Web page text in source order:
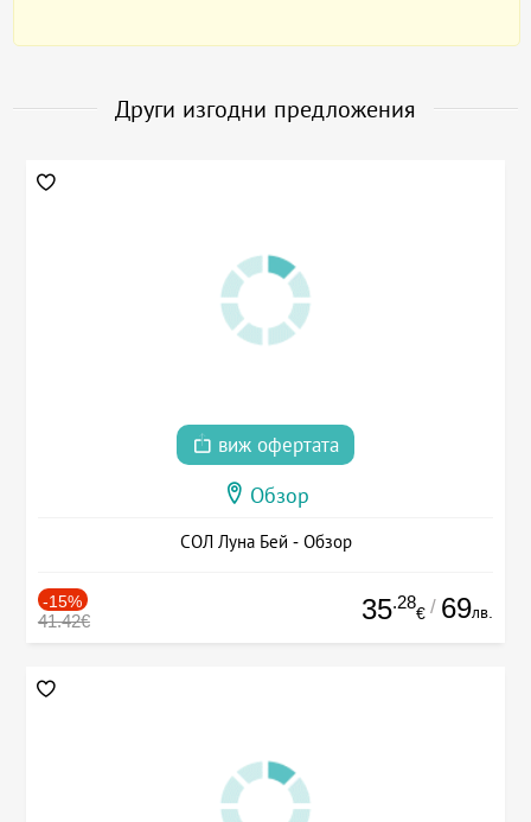
Други изгодни предложения
виж офертата
Обзор
СОЛ Луна Бей - Обзор
-15%
41.42€ 35.28
€ / 69лв.